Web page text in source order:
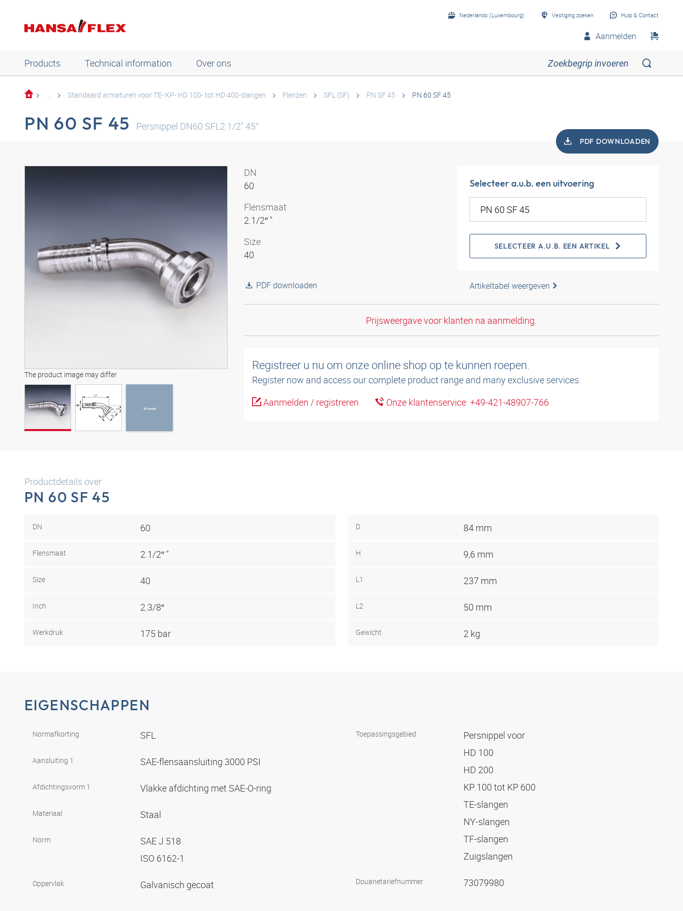
Nederlands (Luxembourg) Vestiging zoeken Hulp & Contact
Aanmelden
Products Technical information Over ons
... Standaard armaturen voor TE- KP- HD 100- tot HD 400-slangen Flenzen SFL (SF) PN SF 45 PN 60 SF 45
PN 60 SF 45 Persnippel DN60 SFL2.1/2" 45°
PDF DOWNLOADEN
The product image may differ
3D-model
DN
60
Flensmaat
2.1/2″ "
Size
40
PDF downloaden
Selecteer a.u.b. een uitvoering
SELECTEER A.U.B. EEN ARTIKEL
Artikeltabel weergeven
Prijsweergave voor klanten na aanmelding.
Registreer u nu om onze online shop op te kunnen roepen.
Register now and access our complete product range and many exclusive services.
Aanmelden / registreren
Onze klantenservice: +49-421-48907-766
Productdetails over
PN 60 SF 45
DN 60
Flensmaat 2.1/2″ "
Size 40
Inch 2.3/8″
Werkdruk 175 bar
D 84 mm
H 9,6 mm
L1 237 mm
L2 50 mm
Gewicht 2 kg
EIGENSCHAPPEN
Normafkorting SFL
Aansluiting 1 SAE-flensaansluiting 3000 PSI
Afdichtingsvorm 1 Vlakke afdichting met SAE-O-ring
Materiaal Staal
Norm
SAE J 518
ISO 6162-1
Oppervlak Galvanisch gecoat
Toepassingsgebied
Persnippel voor
HD 100
HD 200
KP 100 tot KP 600
TE-slangen
NY-slangen
TF-slangen
Zuigslangen
Douanetariefnummer 73079980